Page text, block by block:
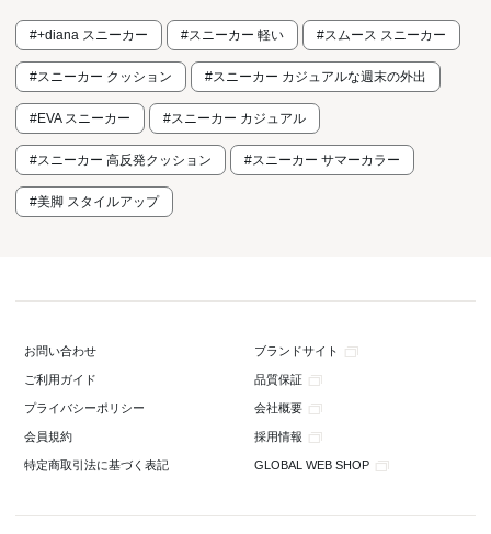
#+diana スニーカー #スニーカー 軽い #スムース スニーカー
#スニーカー クッション #スニーカー カジュアルな週末の外出
#EVA スニーカー #スニーカー カジュアル
#スニーカー 高反発クッション #スニーカー サマーカラー
#美脚 スタイルアップ
お問い合わせ ブランドサイト
ご利用ガイド 品質保証
プライバシーポリシー 会社概要
会員規約 採用情報
特定商取引法に基づく表記 GLOBAL WEB SHOP